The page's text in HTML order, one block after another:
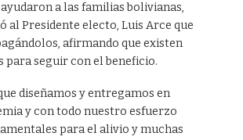
a las familias bolivianas,
al Presidente electo, Luis Arce que
afirmando que existen
para seguir con el beneficio.
diseñamos y entregamos en
y con todo nuestro esfuerzo
para el alivio y muchas